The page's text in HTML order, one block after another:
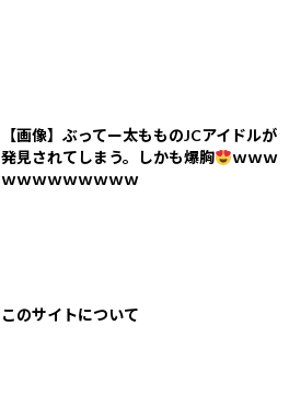
【画像】ぶってー太もものJCアイドルが
発見されてしまう。しかも爆胸
ｗｗｗ
ｗｗｗｗｗｗｗｗｗ
このサイトについて